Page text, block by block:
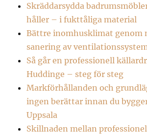
Skräddarsydda
håller – i fukttåliga material
Bättre inomhusklimat genom
sanering av
Så går en professionell
Huddinge – steg för steg
Markförhållanden och
ingen berättar innan du
Uppsala
Skillnaden mellan